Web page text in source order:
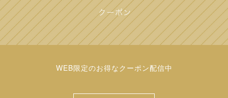
WEB限定のお得なクーポン配信中